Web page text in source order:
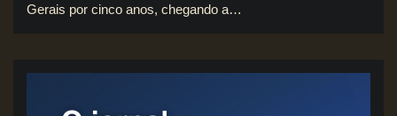
Gerais por cinco anos, chegando a…